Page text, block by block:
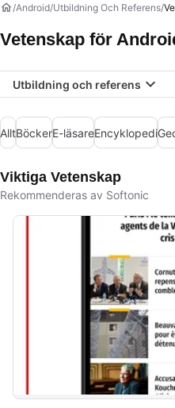
Android Utbildning Och Referens
Vetenskap för
Utbildning och referens
AlltBöckerE-läsareEncyklopedi
Viktiga Vetenskap
Rekommenderas av Softonic